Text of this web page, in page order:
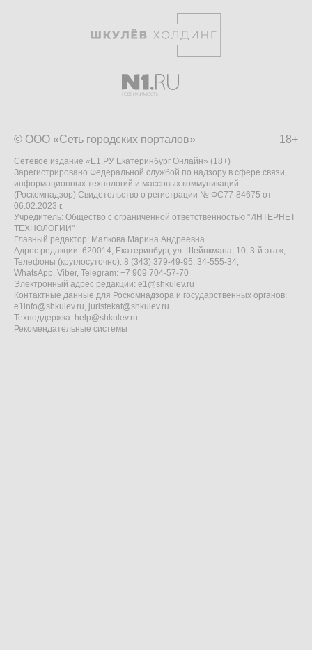
18+
© ООО «Сеть городских порталов»
Сетевое издание «Е1.РУ Екатеринбург Онлайн» (18+)
Зарегистрировано Федеральной службой по надзору в сфере связи,
информационных технологий и массовых коммуникаций
(Роскомнадзор) Свидетельство о регистрации № ФС77-84675 от
06.02.2023 г.
Учредитель: Общество с ограниченной ответственностью "ИНТЕРНЕТ
ТЕХНОЛОГИИ"
Главный редактор: Малкова Марина Андреевна
Адрес редакции: 620014, Екатеринбург, ул. Шейнкмана, 10, 3-й этаж,
Телефоны (круглосуточно): 8 (343) 379-49-95, 34-555-34,
WhatsApp, Viber, Telegram: +7 909 704-57-70
Электронный адрес редакции: e1@shkulev.ru
Контактные данные для Роскомнадзора и государственных органов:
e1info@shkulev.ru, juristekat@shkulev.ru
Техподдержка: help@shkulev.ru
Рекомендательные системы